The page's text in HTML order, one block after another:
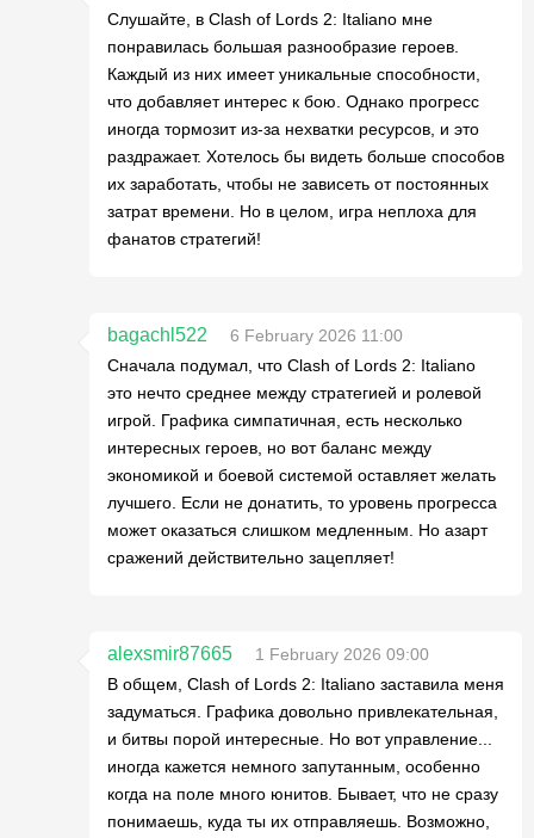
Слушайте, в Clash of Lords 2: Italiano мне
понравилась большая разнообразие героев.
Каждый из них имеет уникальные способности,
что добавляет интерес к бою. Однако прогресс
иногда тормозит из-за нехватки ресурсов, и это
раздражает. Хотелось бы видеть больше способов
их заработать, чтобы не зависеть от постоянных
затрат времени. Но в целом, игра неплоха для
фанатов стратегий!
bagachl522
6 February 2026 11:00
Сначала подумал, что Clash of Lords 2: Italiano
это нечто среднее между стратегией и ролевой
игрой. Графика симпатичная, есть несколько
интересных героев, но вот баланс между
экономикой и боевой системой оставляет желать
лучшего. Если не донатить, то уровень прогресса
может оказаться слишком медленным. Но азарт
сражений действительно зацепляет!
alexsmir87665
1 February 2026 09:00
В общем, Clash of Lords 2: Italiano заставила меня
задуматься. Графика довольно привлекательная,
и битвы порой интересные. Но вот управление...
иногда кажется немного запутанным, особенно
когда на поле много юнитов. Бывает, что не сразу
понимаешь, куда ты их отправляешь. Возможно,